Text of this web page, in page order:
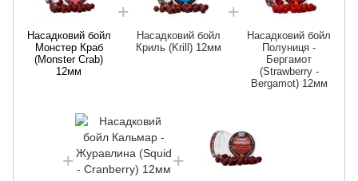
Насадковий бойл
Монстер Краб
(Monster Crab)
12мм
Насадковий бойл
Криль (Krill) 12мм
Насадковий бойл
Полуниця -
Бергамот
(Strawberry -
Bergamot) 12мм